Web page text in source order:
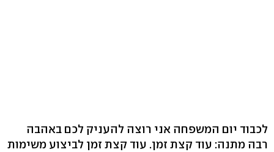
לכבוד יום המשפחה אני רוצה להעניק לכם באהבה
רבה מתנה: עוד קצת זמן. עוד קצת זמן לביצוע משימות